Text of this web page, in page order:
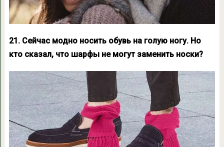
21. Сейчас модно носить обувь на голую ногу. Но
кто сказал, что шарфы не могут заменить носки?